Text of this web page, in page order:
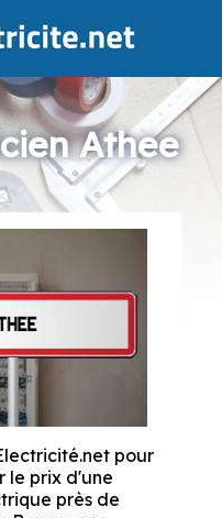
Athee
pour
le prix d'une
près de